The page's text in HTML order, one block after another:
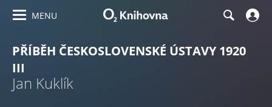
MENU
PŘÍBĚH ČESKOSLOVENSKÉ ÚSTAVY 1920
III
Jan Kuklík